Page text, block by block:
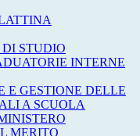
STUDIO
INTERNE
E GESTIONE DELLE
A SCUOLA
MERITO